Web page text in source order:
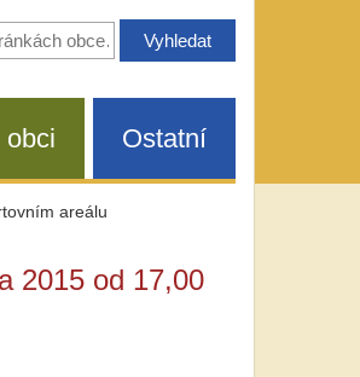
obci Ostatní
areálu
2015 od 17,00